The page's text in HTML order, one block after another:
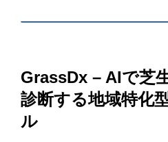
GrassDx – AIで芝
診断する地域特化
ル